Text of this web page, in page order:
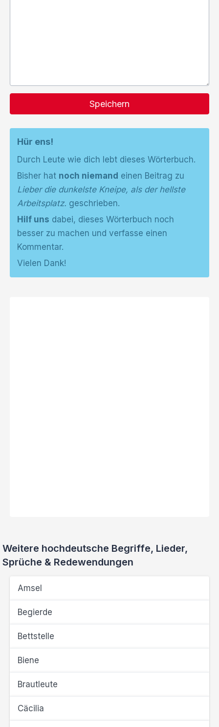
Speichern
Hür ens!
Durch Leute wie dich lebt dieses Wörterbuch.
Bisher hat noch niemand einen Beitrag zu
Lieber die dunkelste Kneipe, als der hellste
Arbeitsplatz. geschrieben.
Hilf uns dabei, dieses Wörterbuch noch
besser zu machen und verfasse einen
Kommentar.
Vielen Dank!
Weitere hochdeutsche Begriffe, Lieder,
Sprüche & Redewendungen
Amsel
Begierde
Bettstelle
Biene
Brautleute
Cäcilia